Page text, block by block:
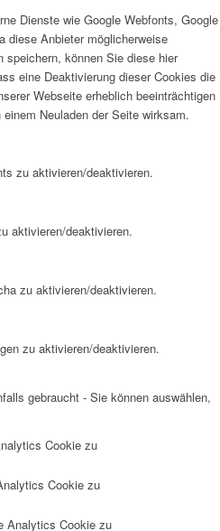
Dienste wie Google Webfonts, Google
diese Anbieter möglicherweise
speichern, können Sie diese hier
eine Deaktivierung dieser Cookies die
Webseite erheblich beeinträchtigen
Neuladen der Seite wirksam.
zu aktivieren/deaktivieren.
aktivieren/deaktivieren.
zu aktivieren/deaktivieren.
zu aktivieren/deaktivieren.
gebraucht - Sie können auswählen,
Cookie zu
Cookie zu
Analytics Cookie zu